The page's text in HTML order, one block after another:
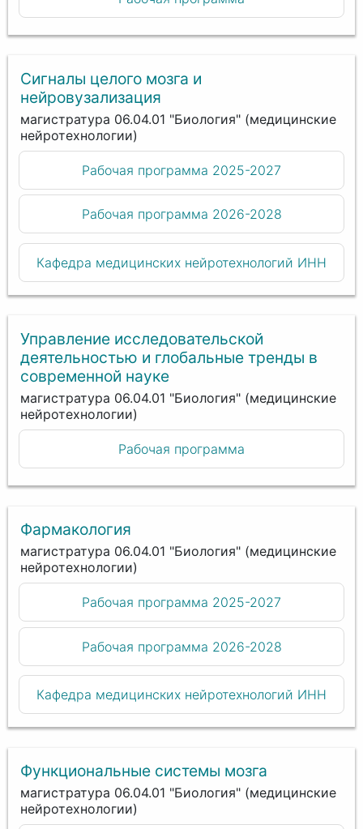
Сигналы целого мозга и
нейровузализация
магистратура 06.04.01 "Биология" (медицинские
нейротехнологии)
Рабочая программа 2025-2027
Рабочая программа 2026-2028
Кафедра медицинских нейротехнологий ИНН
Управление исследовательской
деятельностью и глобальные тренды в
современной науке
магистратура 06.04.01 "Биология" (медицинские
нейротехнологии)
Рабочая программа
Фармакология
магистратура 06.04.01 "Биология" (медицинские
нейротехнологии)
Рабочая программа 2025-2027
Рабочая программа 2026-2028
Кафедра медицинских нейротехнологий ИНН
Функциональные системы мозга
магистратура 06.04.01 "Биология" (медицинские
нейротехнологии)